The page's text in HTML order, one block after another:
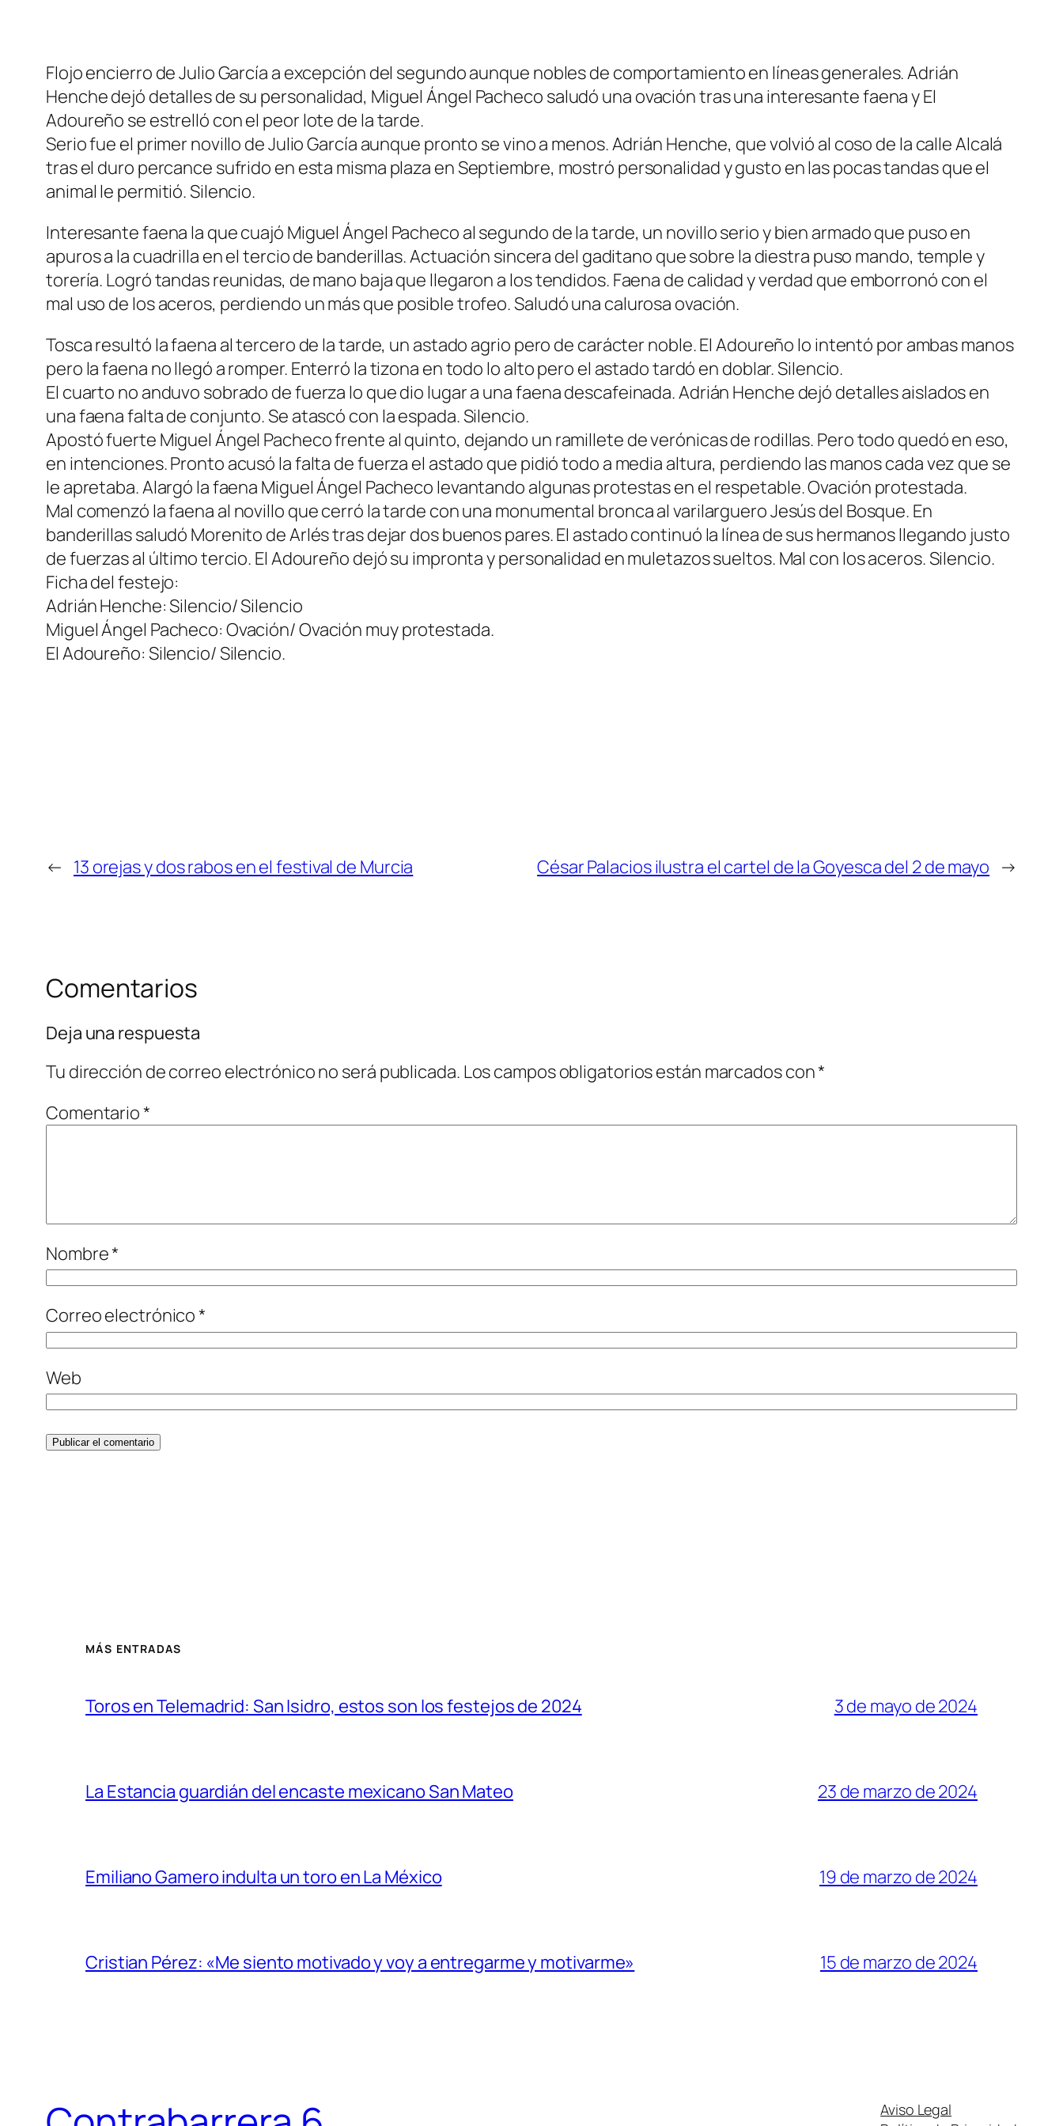
Flojo encierro de Julio García a excepción del segundo aunque nobles de comportamiento en líneas generales. Adrián
Henche dejó detalles de su personalidad, Miguel Ángel Pacheco saludó una ovación tras una interesante faena y El
Adoureño se estrelló con el peor lote de la tarde.
Serio fue el primer novillo de Julio García aunque pronto se vino a menos. Adrián Henche, que volvió al coso de la calle Alcalá
tras el duro percance sufrido en esta misma plaza en Septiembre, mostró personalidad y gusto en las pocas tandas que el
animal le permitió. Silencio.
Interesante faena la que cuajó Miguel Ángel Pacheco al segundo de la tarde, un novillo serio y bien armado que puso en
apuros a la cuadrilla en el tercio de banderillas. Actuación sincera del gaditano que sobre la diestra puso mando, temple y
torería. Logró tandas reunidas, de mano baja que llegaron a los tendidos. Faena de calidad y verdad que emborronó con el
mal uso de los aceros, perdiendo un más que posible trofeo. Saludó una calurosa ovación.
Tosca resultó la faena al tercero de la tarde, un astado agrio pero de carácter noble. El Adoureño lo intentó por ambas manos
pero la faena no llegó a romper. Enterró la tizona en todo lo alto pero el astado tardó en doblar. Silencio.
El cuarto no anduvo sobrado de fuerza lo que dio lugar a una faena descafeinada. Adrián Henche dejó detalles aislados en
una faena falta de conjunto. Se atascó con la espada. Silencio.
Apostó fuerte Miguel Ángel Pacheco frente al quinto, dejando un ramillete de verónicas de rodillas. Pero todo quedó en eso,
en intenciones. Pronto acusó la falta de fuerza el astado que pidió todo a media altura, perdiendo las manos cada vez que se
le apretaba. Alargó la faena Miguel Ángel Pacheco levantando algunas protestas en el respetable. Ovación protestada.
Mal comenzó la faena al novillo que cerró la tarde con una monumental bronca al varilarguero Jesús del Bosque. En
banderillas saludó Morenito de Arlés tras dejar dos buenos pares. El astado continuó la línea de sus hermanos llegando justo
de fuerzas al último tercio. El Adoureño dejó su impronta y personalidad en muletazos sueltos. Mal con los aceros. Silencio.
Ficha del festejo:
Adrián Henche: Silencio/ Silencio
Miguel Ángel Pacheco: Ovación/ Ovación muy protestada.
El Adoureño: Silencio/ Silencio.
← 13 orejas y dos rabos en el festival de Murcia César Palacios ilustra el cartel de la Goyesca del 2 de mayo →
Comentarios
Deja una respuesta
Tu dirección de correo electrónico no será publicada. Los campos obligatorios están marcados con*
Comentario*
Nombre*
Correo electrónico*
Web
MÁS ENTRADAS
Toros en Telemadrid: San Isidro, estos son los festejos de 2024 3 de mayo de 2024
La Estancia guardián del encaste mexicano San Mateo 23 de marzo de 2024
Emiliano Gamero indulta un toro en La México 19 de marzo de 2024
Cristian Pérez: «Me siento motivado y voy a entregarme y motivarme» 15 de marzo de 2024
Aviso Legal